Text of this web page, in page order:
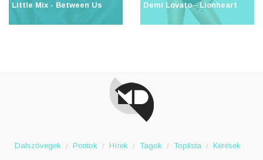
Little Mix - Between Us Demi Lovato - Lionheart
Dalszövegek Pontok Hírek Tagok Toplista Kérések